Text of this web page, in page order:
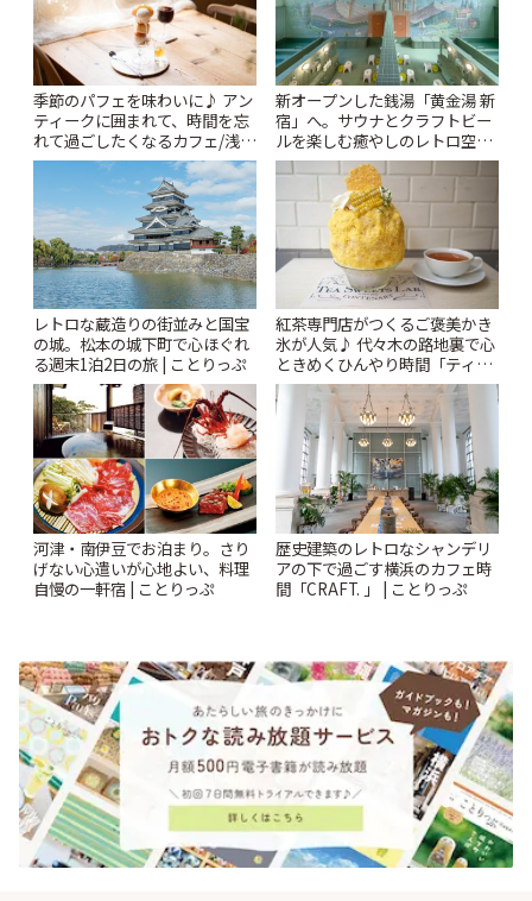
季節のパフェを味わいに♪ アン
ティークに囲まれて、時間を忘
れて過ごしたくなるカフェ/浅草
「annorum cafe」 | ことりっぷ
新オープンした銭湯「黄金湯 新
宿」へ。サウナとクラフトビー
ルを楽しむ癒やしのレトロ空間
| ことりっぷ
レトロな蔵造りの街並みと国宝
の城。松本の城下町で心ほぐれ
る週末1泊2日の旅 | ことりっぷ
紅茶専門店がつくるご褒美かき
氷が人気♪ 代々木の路地裏で心
ときめくひんやり時間「ティー
スイーツ ラボ コンテナート」 |
ことりっぷ
河津・南伊豆でお泊まり。さり
げない心遣いが心地よい、料理
自慢の一軒宿 | ことりっぷ
歴史建築のレトロなシャンデリ
アの下で過ごす横浜のカフェ時
間「CRAFT. 」 | ことりっぷ